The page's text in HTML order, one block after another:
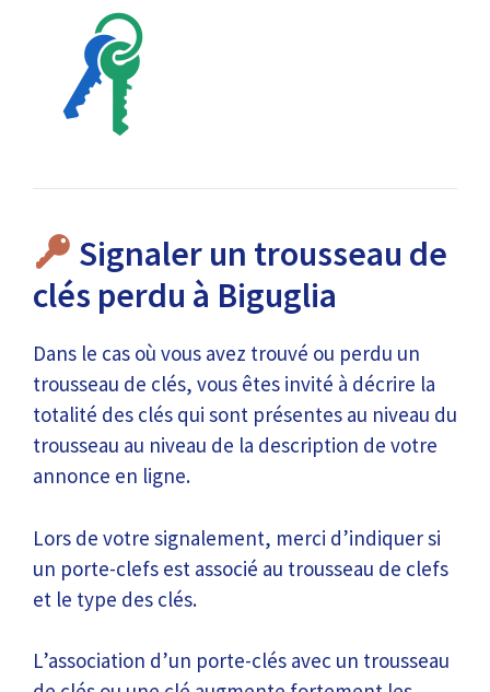
Signaler un trousseau de
clés perdu à Biguglia
Dans le cas où vous avez trouvé ou perdu un
trousseau de clés, vous êtes invité à décrire la
totalité des clés qui sont présentes au niveau du
trousseau au niveau de la description de votre
annonce en ligne.
Lors de votre signalement, merci d’indiquer si
un porte-clefs est associé au trousseau de clefs
et le type des clés.
L’association d’un porte-clés avec un trousseau